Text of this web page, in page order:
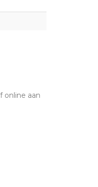
online aan